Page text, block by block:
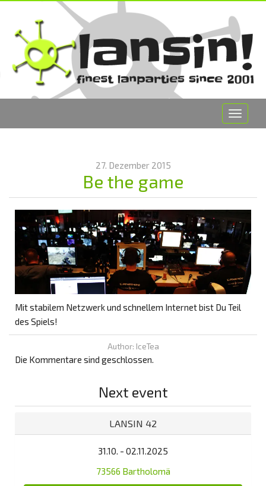
Toggle
27. Dezember 2015
Be the game
Mit stabilem Netzwerk und schnellem Internet bist Du Teil
des Spiels!
Author: IceTea
Die Kommentare sind geschlossen.
Next event
LANSIN 42
31.10. - 02.11.2025
73566 Bartholomä